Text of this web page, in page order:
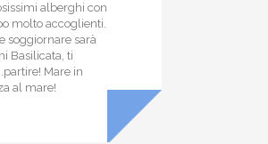
alberghi con
molto accoglienti.
soggiornare sarà
Basilicata, ti
Mare in
al mare!